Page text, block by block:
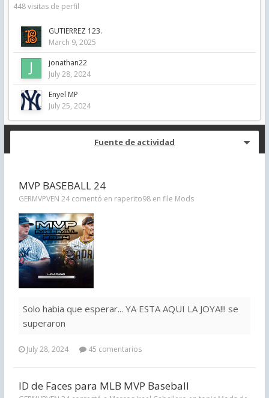
448 visitas de perfil
GUTIERREZ 123.
March 9, 2025
jonathan22
July 28, 2024
Enyel MP
July 25, 2024
Fuente de actividad
MVP BASEBALL 24
GERMVPVEN 24 comentó en raperito98 en file Mods
Solo habia que esperar... YA ESTA AQUI LA JOYA!!! se
superaron
July 28, 2024 45 comentarios
ID de Faces para MLB MVP Baseball